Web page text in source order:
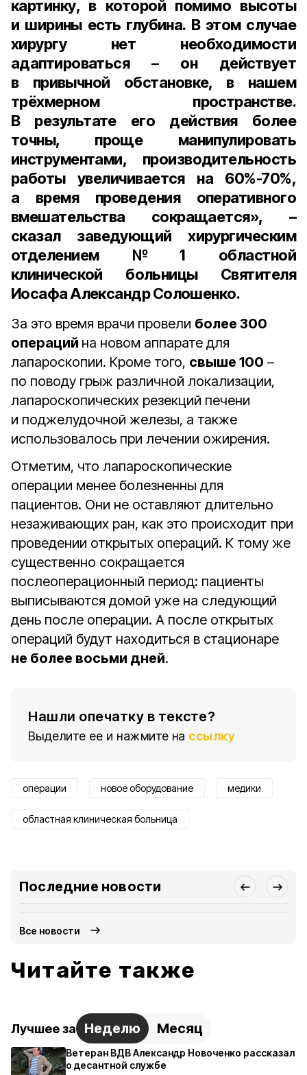
картинку, в которой помимо высоты
и ширины есть глубина. В этом случае
хирургу нет необходимости
адаптироваться – он действует
в привычной обстановке, в нашем
трёхмерном пространстве.
В результате его действия более
точны, проще манипулировать
инструментами, производительность
работы увеличивается на 60%-70%,
а время проведения оперативного
вмешательства сокращается», –
сказал заведующий хирургическим
отделением №1 областной
клинической больницы Святителя
Иосафа Александр Солошенко.
За это время врачи провели более 300
операций на новом аппарате для
лапароскопии. Кроме того, свыше 100 –
по поводу грыж различной локализации,
лапароскопических резекций печени
и поджелудочной железы, а также
использовалось при лечении ожирения.
Отметим, что лапароскопические
операции менее болезненны для
пациентов. Они не оставляют длительно
незаживающих ран, как это происходит при
проведении открытых операций. К тому же
существенно сокращается
послеоперационный период: пациенты
выписываются домой уже на следующий
день после операции. А после открытых
операций будут находиться в стационаре
не более восьми дней.
Нашли опечатку в тексте?
Выделите ее и нажмите на ссылку
операции новое оборудование медики
областная клиническая больница
Последние новости
Все новости
Читайте также
Лучшее за Неделю Месяц
Ветеран ВДВ Александр Новоченко рассказал
о десантной службе